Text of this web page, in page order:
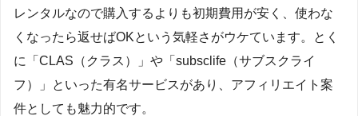
レンタルなので購入するよりも初期費用が安く、使わな
くなったら返せばOKという気軽さがウケています。とく
に「CLAS（クラス）」や「subsclife（サブスクライ
フ）」といった有名サービスがあり、アフィリエイト案
件としても魅力的です。